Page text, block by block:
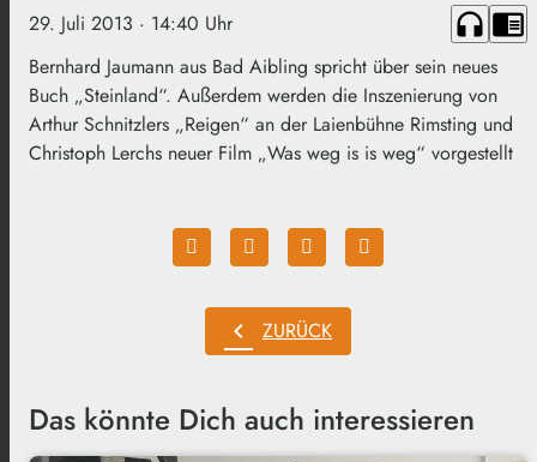
29. Juli 2013 · 14:40 Uhr headphones chrome_reader_mode
Bernhard Jaumann aus Bad Aibling spricht über sein neues
Buch „Steinland“. Außerdem werden die Inszenierung von
Arthur Schnitzlers „Reigen“ an der Laienbühne Rimsting und
Christoph Lerchs neuer Film „Was weg is is weg“ vorgestellt
chevron_left ZURÜCK
Das könnte Dich auch interessieren